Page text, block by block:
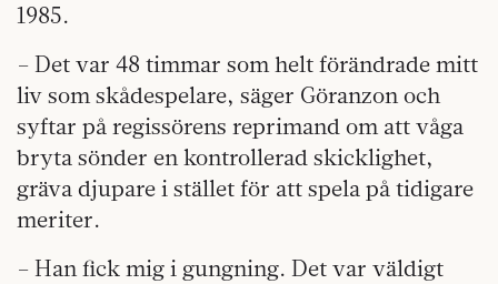
1985.
– Det var 48 timmar som helt förändrade mitt
liv som skådespelare, säger Göranzon och
syftar på regissörens reprimand om att våga
bryta sönder en kontrollerad skicklighet,
gräva djupare i stället för att spela på tidigare
meriter.
– Han fick mig i gungning. Det var väldigt